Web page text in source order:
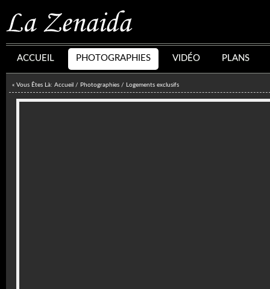
ACCUEIL PHOTOGRAPHIES VIDÉO PLANS
« Vous Êtes Là: Accueil / Photographies / Logements exclusifs